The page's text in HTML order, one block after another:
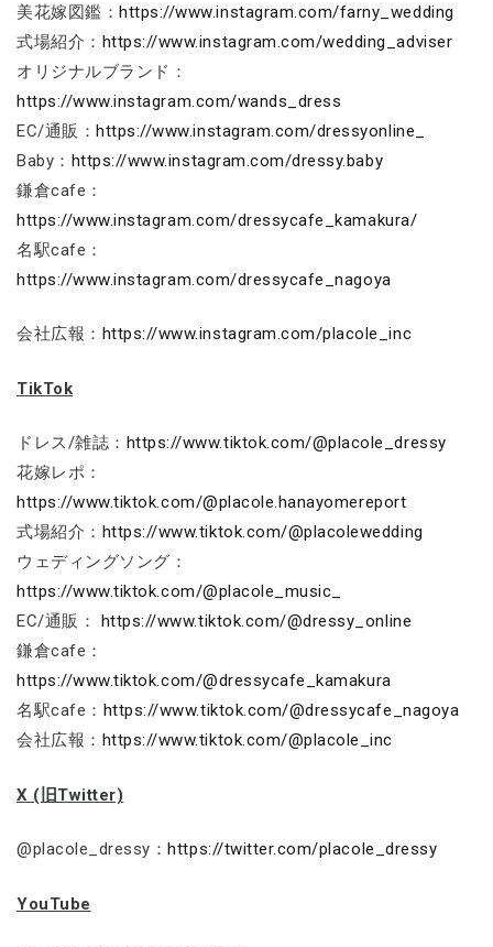
美花嫁図鑑：https://www.instagram.com/farny_wedding
式場紹介： https://www.instagram.com/wedding_adviser
オリジナルブランド：
https://www.instagram.com/wands_dress
EC/通販：https://www.instagram.com/dressyonline_
Baby： https://www.instagram.com/dressy.baby
鎌倉cafe：
https://www.instagram.com/dressycafe_kamakura/
名駅cafe：
https://www.instagram.com/dressycafe_nagoya
会社広報： https://www.instagram.com/placole_inc
TikTok
ドレス/雑誌： https://www.tiktok.com/@placole_dressy
花嫁レポ：
https://www.tiktok.com/@placole.hanayomereport
式場紹介： https://www.tiktok.com/@placolewedding
ウェディングソング：
https://www.tiktok.com/@placole_music_
EC/通販： https://www.tiktok.com/@dressy_online
鎌倉cafe：
https://www.tiktok.com/@dressycafe_kamakura
名駅cafe： https://www.tiktok.com/@dressycafe_nagoya
会社広報： https://www.tiktok.com/@placole_inc
X (旧Twitter)
@placole_dressy：https://twitter.com/placole_dressy
YouTube